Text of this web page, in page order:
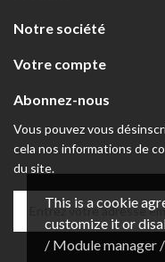
This is a cookie
customize it or
/ Module manager
Notre société
Votre compte
Abonnez-nous
Vous pouvez vous
cela nos informations de
du site.